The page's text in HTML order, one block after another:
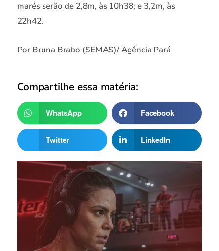
marés serão de 2,8m, às 10h38; e 3,2m, às
22h42.
Por Bruna Brabo (SEMAS)/ Agência Pará
Compartilhe essa matéria:
WhatsApp Facebook
Twitter LinkedIn